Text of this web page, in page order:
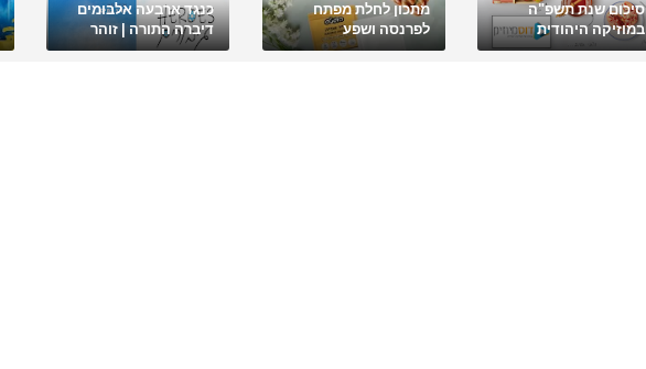
סיכום שנת תשפ"ה
במוזיקה היהודית
מתכון לחלת מפתח
לפרנסה ושפע
כנגד ארבעה אלבומים
דיברה התורה | זוהר
מלאכי